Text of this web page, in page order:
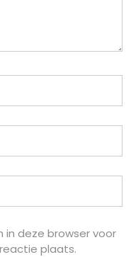
in deze browser voor
plaats.